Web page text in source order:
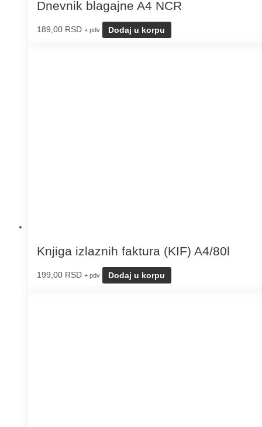
Dnevnik blagajne A4 NCR
189,00 RSD + pdv Dodaj u korpu
Knjiga izlaznih faktura (KIF) A4/80l
199,00 RSD + pdv Dodaj u korpu